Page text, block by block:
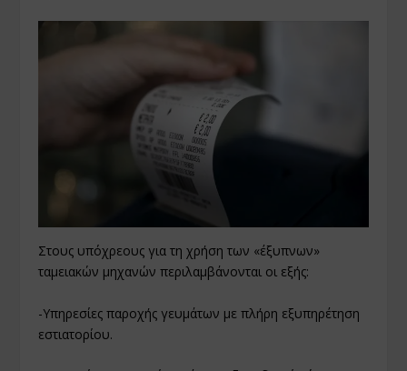
Στους υπόχρεους για τη χρήση των «έξυπνων»
ταμειακών μηχανών περιλαμβάνονται οι εξής:
-Υπηρεσίες παροχής γευμάτων με πλήρη εξυπηρέτηση
εστιατορίου.